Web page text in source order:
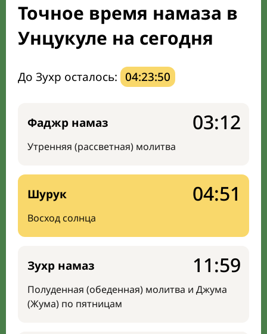
Мечети и молельные комнаты
Направление киблы
Точное время намаза в
Унцукуле на сегодня
До Зухр осталось: 04:23:49
Фаджр намаз
Утренняя (рассветная) молитва
03:12
Шурук
Восход солнца
04:51
Зухр намаз
Полуденная (обеденная) молитва и Джума
(Жума) по пятницам
11:59